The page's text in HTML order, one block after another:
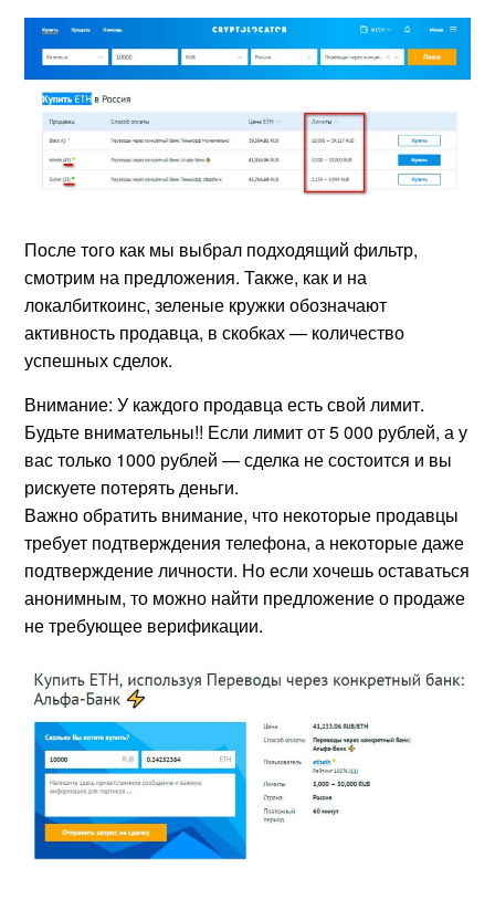
После того как мы выбрал подходящий фильтр,
смотрим на предложения. Также, как и на
локалбиткоинс, зеленые кружки обозначают
активность продавца, в скобках — количество
успешных сделок.
Внимание: У каждого продавца есть свой лимит.
Будьте внимательны!! Если лимит от 5 000 рублей, а у
вас только 1000 рублей — сделка не состоится и вы
рискуете потерять деньги.
Важно обратить внимание, что некоторые продавцы
требует подтверждения телефона, а некоторые даже
подтверждение личности. Но если хочешь оставаться
анонимным, то можно найти предложение о продаже
не требующее верификации.